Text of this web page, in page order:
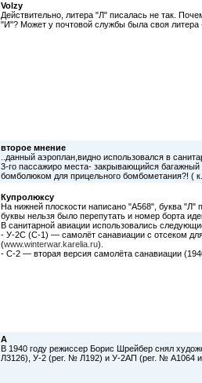
Volzy
Действительно, литера "Л" писалась не так.
"И"? Может у почтовой службы была своя литера
второе мнение
..данный аэроплан,видно использовался в
3-го пассажиро места- закрывающийся
бомболюком для прицельного бомбометания?! (
Купролюксу
На нижней плоскости написано "А568", буква "Л"
буквы нельзя было перепутать и номер борта
В санитарной авиации использовались
- У-2С (С-1) — самолёт санавиации с отсеком
(www.winterwar.karelia.ru).
- С-2 — вторая версия самолёта санавиации
А
В 1940 году режиссер Борис Шрейбер снял
Л3126), У-2 (рег. № Л192) и У-2АП (рег. № А1064